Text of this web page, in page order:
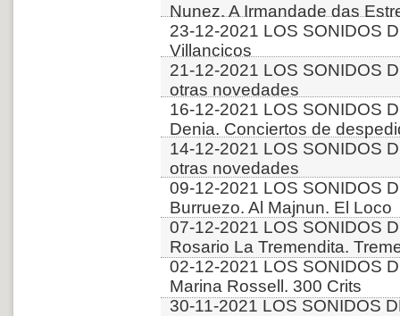
Nunez. A Irmandade das
23-12-2021 LOS SONIDOS
Villancicos
21-12-2021 LOS SONIDOS
otras novedades
16-12-2021 LOS SONIDOS
Denia. Conciertos de
14-12-2021 LOS SONIDOS
otras novedades
09-12-2021 LOS SONIDOS
Burruezo. Al Majnun. El Loco
07-12-2021 LOS SONIDOS
Rosario La Tremendita.
02-12-2021 LOS SONIDOS
Marina Rossell. 300 Crits
30-11-2021 LOS SONIDOS